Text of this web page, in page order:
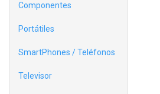
Componentes
Portátiles
SmartPhones / Teléfonos
Televisor